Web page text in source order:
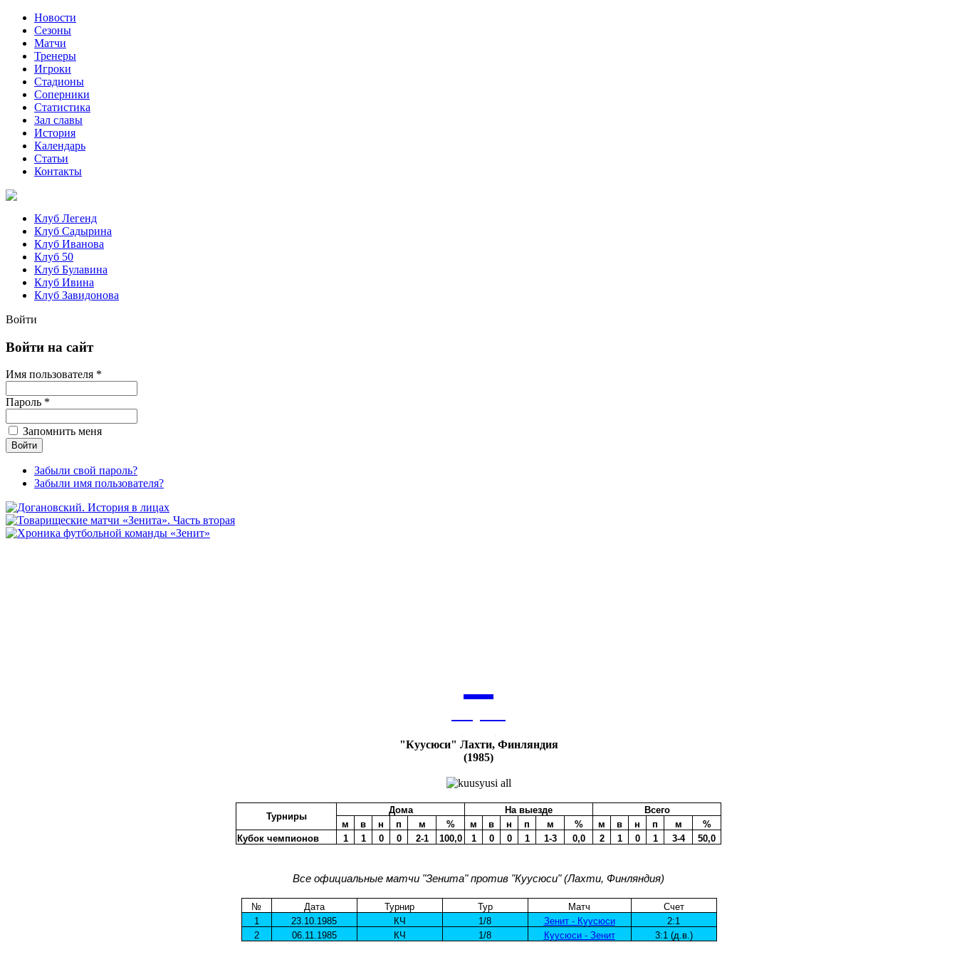
Новости
Сезоны
Матчи
Тренеры
Игроки
Стадионы
Соперники
Статистика
Зал славы
История
Календарь
Статьи
Контакты
Клуб Легенд
Клуб Садырина
Клуб Иванова
Клуб 50
Клуб Булавина
Клуб Ивина
Клуб Завидонова
Войти
Войти на сайт
Имя пользователя *
Пароль *
Запомнить меня
Забыли свой пароль?
Забыли имя пользователя?
"Куусюси" Лахти, Финляндия
(1985)
Турниры
Дома На выезде
Всего
м
в н п м % м в н п м % м в н п м
%
Кубок чемпионов
1 1 0 0 2-1 100,0 1 0 0 1 1-3 0,0 2 1 0 1 3-4 50,0
Все официальные матчи "Зенита" против "Куусюси" (Лахти, Финляндия)
№ Дата Турнир Тур Матч
Счет
1
23.10.1985 КЧ 1/8 Зенит - Куусюси
2:1
2
06.11.1985 КЧ 1/8 Куусюси - Зенит 3:1 (д.в.)